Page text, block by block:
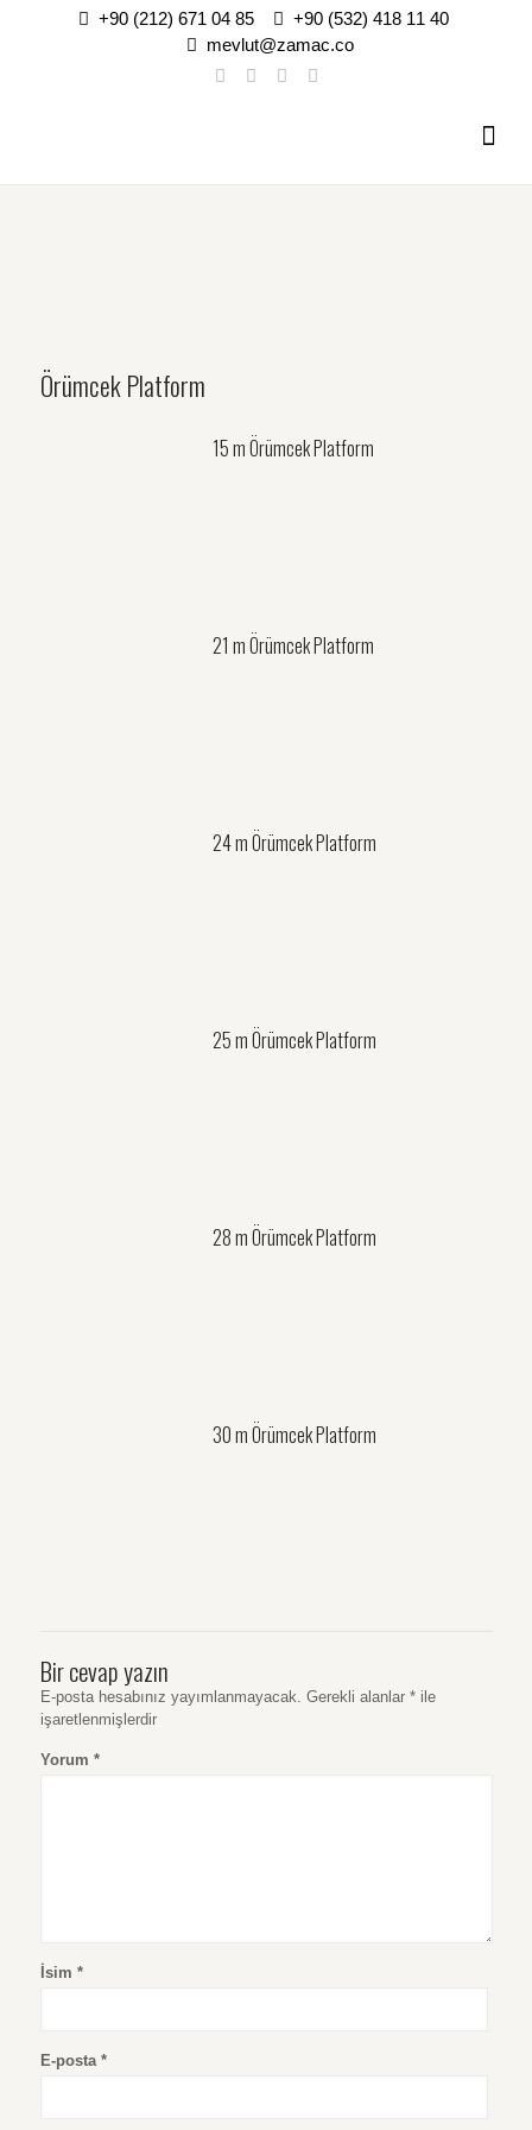
+90 (212) 671 04 85
+90 (532) 418 11 40
mevlut@zamac.co
Örümcek Platform
15 m Örümcek Platform
21 m Örümcek Platform
24 m Örümcek Platform
25 m Örümcek Platform
28 m Örümcek Platform
30 m Örümcek Platform
Bir cevap yazın
E-posta hesabınız yayımlanmayacak. Gerekli alanlar *ile
işaretlenmişlerdir
Yorum *
İsim *
E-posta *